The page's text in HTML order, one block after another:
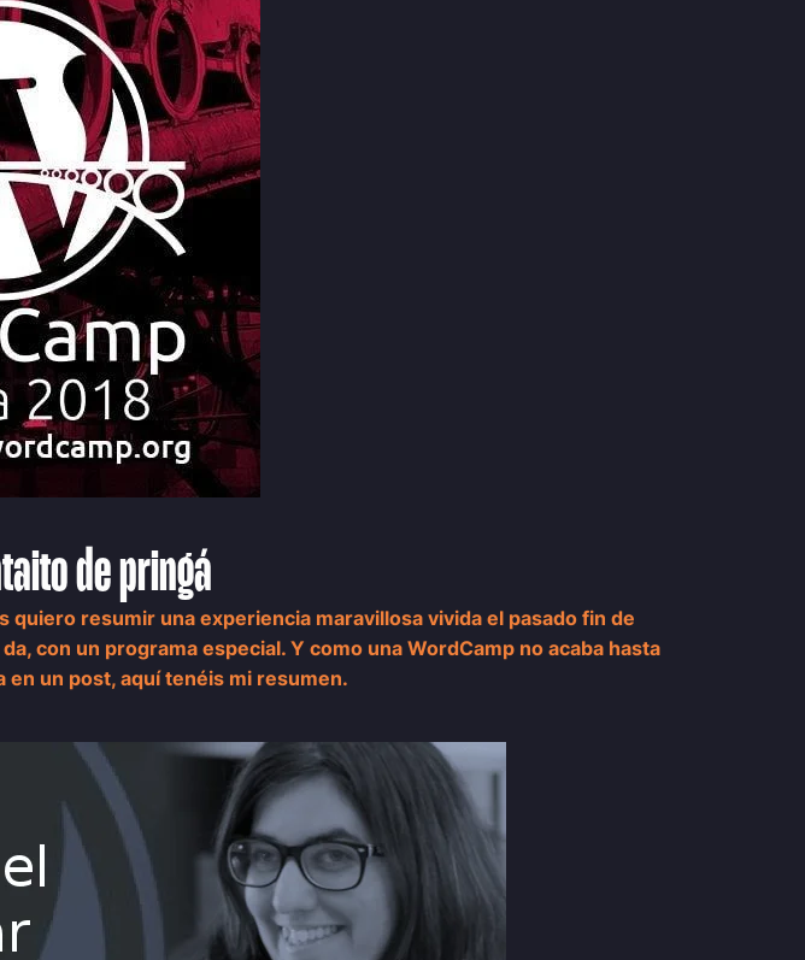
de pringá
quiero resumir una experiencia maravillosa vivida el pasado fin de
con un programa especial. Y como una WordCamp no acaba hasta
en un post, aquí tenéis mi resumen.